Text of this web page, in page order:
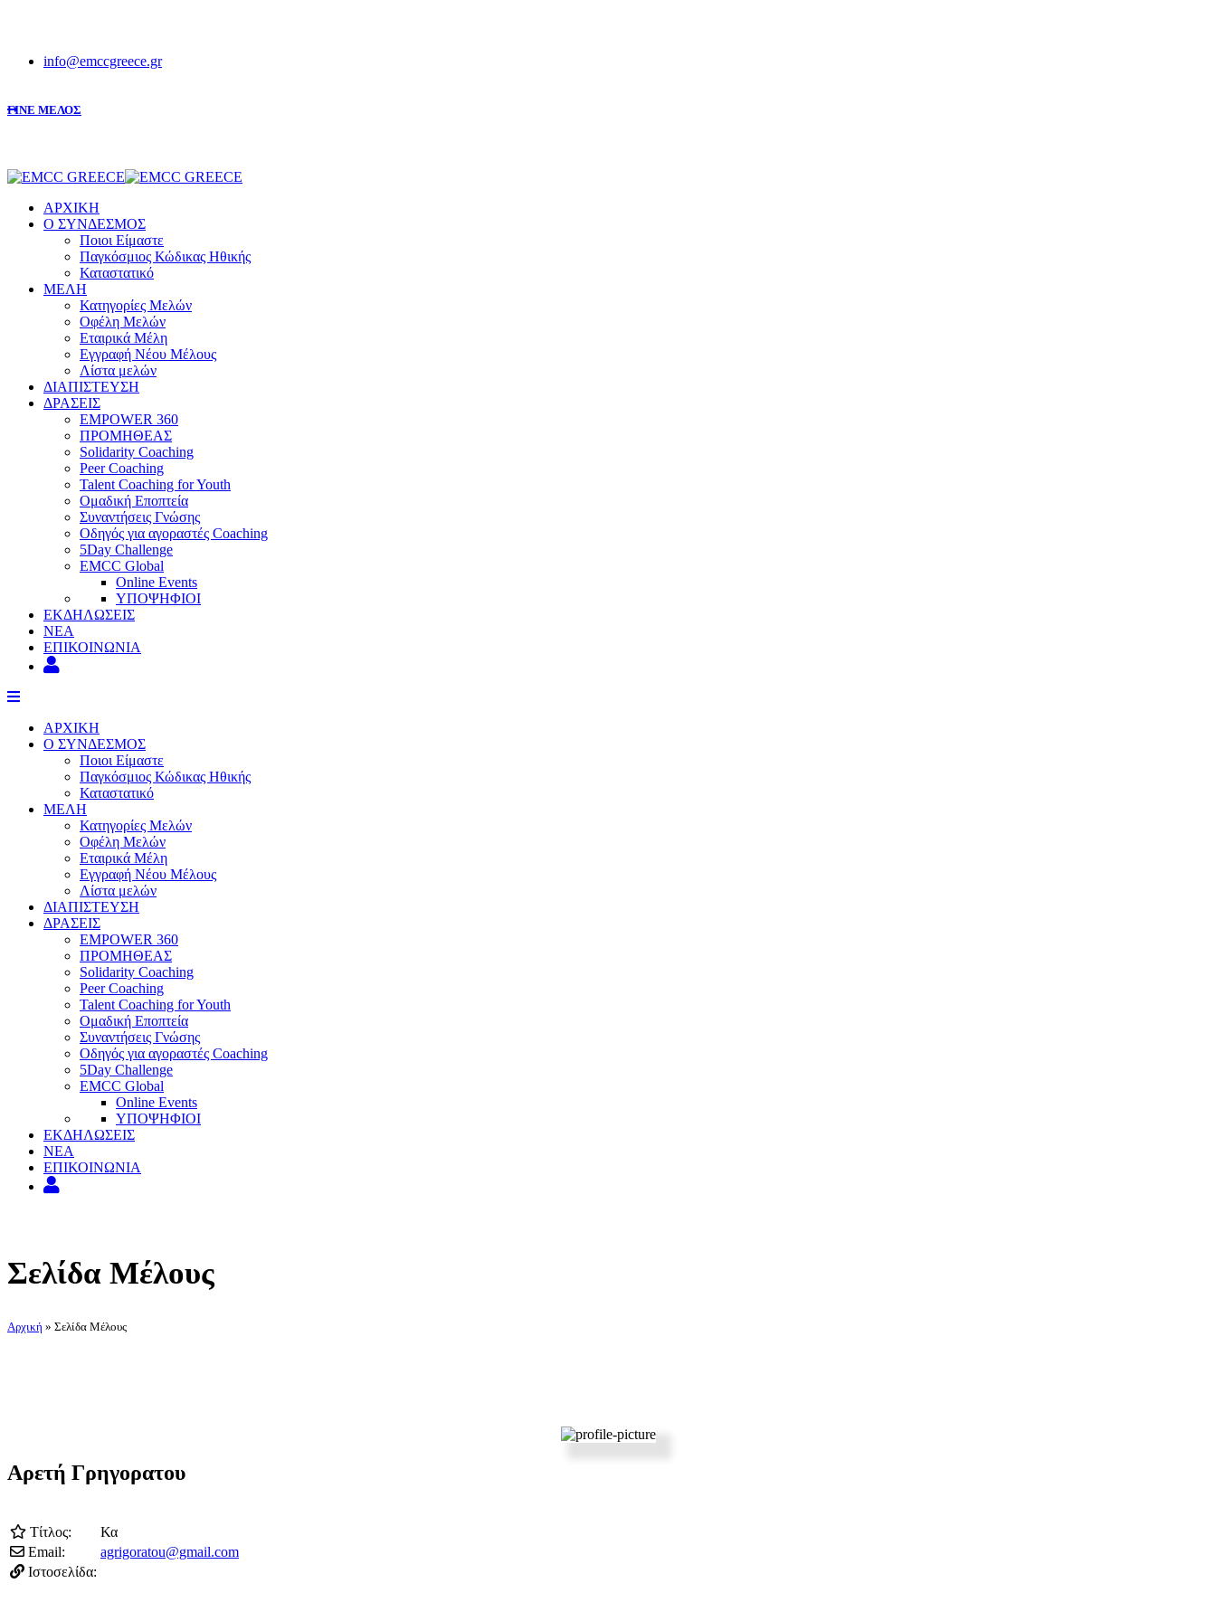
info@emccgreece.gr
ΓΙΝΕ ΜΕΛΟΣ
ΑΡΧΙΚΗ
Ο ΣΥΝΔΕΣΜΟΣ
Ποιοι Είμαστε
Παγκόσμιος Κώδικας Ηθικής
Καταστατικό
ΜΕΛΗ
Κατηγορίες Μελών
Οφέλη Μελών
Εταιρικά Μέλη
Εγγραφή Νέου Μέλους
Λίστα μελών
ΔΙΑΠΙΣΤΕΥΣΗ
ΔΡΑΣΕΙΣ
EMPOWER 360
ΠΡΟΜΗΘΕΑΣ
Solidarity Coaching
Peer Coaching
Talent Coaching for Youth
Ομαδική Εποπτεία
Συναντήσεις Γνώσης
Οδηγός για αγοραστές Coaching
5Day Challenge
EMCC Global
Online Events
ΥΠΟΨΗΦΙΟΙ
ΕΚΔΗΛΩΣΕΙΣ
ΝΕΑ
ΕΠΙΚΟΙΝΩΝΙΑ
ΑΡΧΙΚΗ
Ο ΣΥΝΔΕΣΜΟΣ
Ποιοι Είμαστε
Παγκόσμιος Κώδικας Ηθικής
Καταστατικό
ΜΕΛΗ
Κατηγορίες Μελών
Οφέλη Μελών
Εταιρικά Μέλη
Εγγραφή Νέου Μέλους
Λίστα μελών
ΔΙΑΠΙΣΤΕΥΣΗ
ΔΡΑΣΕΙΣ
EMPOWER 360
ΠΡΟΜΗΘΕΑΣ
Solidarity Coaching
Peer Coaching
Talent Coaching for Youth
Ομαδική Εποπτεία
Συναντήσεις Γνώσης
Οδηγός για αγοραστές Coaching
5Day Challenge
EMCC Global
Online Events
ΥΠΟΨΗΦΙΟΙ
ΕΚΔΗΛΩΣΕΙΣ
ΝΕΑ
ΕΠΙΚΟΙΝΩΝΙΑ
Σελίδα Μέλους
Αρχική » Σελίδα Μέλους
Αρετή Γρηγορατου
Τίτλος:
Κα
Email:
agrigoratou@gmail.com
Ιστοσελίδα: